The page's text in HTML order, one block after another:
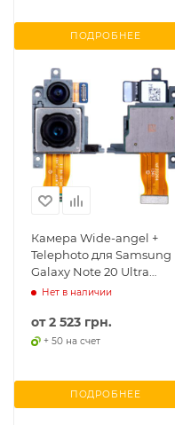
ПОДРОБНЕЕ
Камера Wide-angel +
Telephoto для Samsung
Galaxy Note 20 Ultra
N985F
Нет в наличии
от2 523 грн.
+ 50 на счет
ПОДРОБНЕЕ